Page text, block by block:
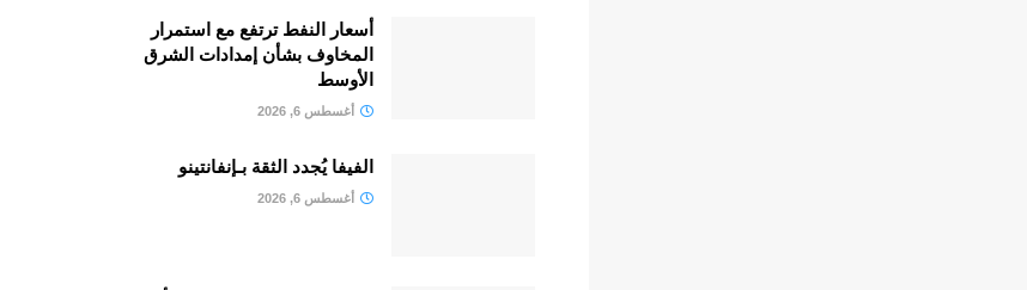
أسعار النفط ترتفع مع استمرار
المخاوف بشأن إمدادات الشرق
الأوسط
أغسطس 6, 2026
الفيفا يُجدد الثقة بـإنفانتينو
أغسطس 6, 2026